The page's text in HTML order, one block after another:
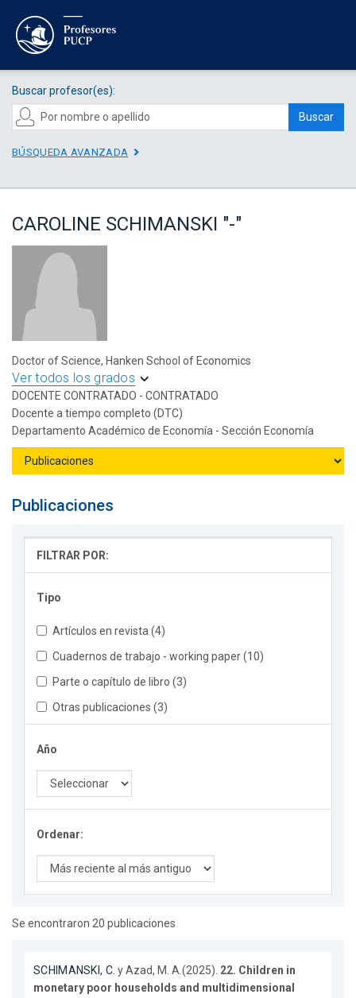
Buscar profesor(es):
Buscar
BÚSQUEDA AVANZADA
CAROLINE SCHIMANSKI "-"
Doctor of Science, Hanken School of Economics
Ver todos los grados
DOCENTE CONTRATADO - CONTRATADO
Docente a tiempo completo (DTC)
Departamento Académico de Economía - Sección Economía
Publicaciones
FILTRAR POR:
Tipo
Artículos en revista (4)
Cuadernos de trabajo - working paper (10)
Parte o capítulo de libro (3)
Otras publicaciones (3)
Año
Ordenar:
Se encontraron 20 publicaciones
SCHIMANSKI, C. y Azad, M. A.(2025). 22. Children in
monetary poor households and multidimensional